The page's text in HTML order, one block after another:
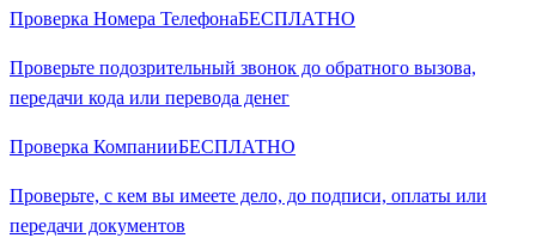
Проверка Номера ТелефонаБЕСПЛАТНО
Проверьте подозрительный звонок до обратного вызова,
передачи кода или перевода денег
Проверка КомпанииБЕСПЛАТНО
Проверьте, с кем вы имеете дело, до подписи, оплаты или
передачи документов